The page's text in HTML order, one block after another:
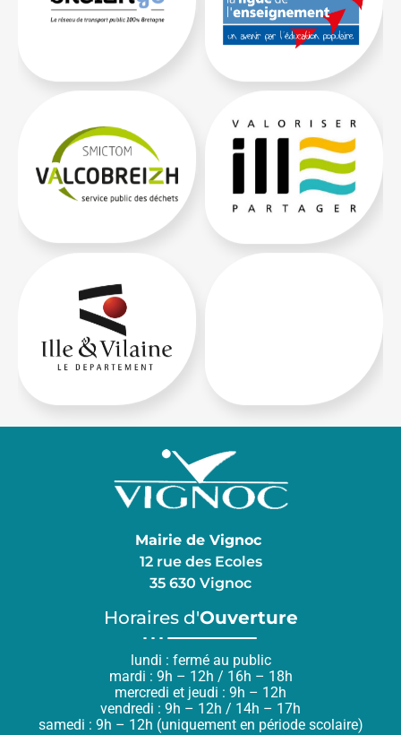
Mairie de Vignoc
12 rue des Ecoles
35 630 Vignoc
Horaires d'Ouverture
lundi : fermé au public
mardi : 9h – 12h / 16h – 18h
mercredi et jeudi : 9h – 12h
vendredi : 9h – 12h / 14h – 17h
samedi : 9h – 12h (uniquement en période scolaire)